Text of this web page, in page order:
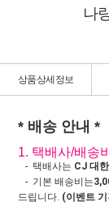
나
상품상세정보
* 배송 안내 *
1. 택배사/배송비
- 택배사는 CJ 대
- 기본 배송비는
드립니다. (이벤트